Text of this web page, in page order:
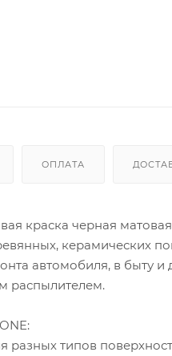
ОПЛАТА
краска черная
керамических
автомобиля, в быту
распылителем.
разных типов